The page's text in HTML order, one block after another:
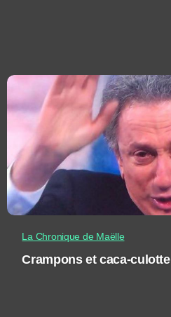
La Chronique de Maëlle
Crampons et caca-culotte